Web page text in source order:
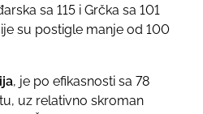
sa 115 i Grčka sa 101
su postigle manje od 100
, je po efikasnosti sa 78
uz relativno skroman